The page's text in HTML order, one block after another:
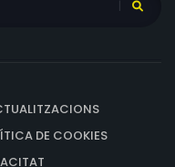
DE COOKIES